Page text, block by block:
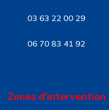
03 63 22 00 29
06 70 83 41 92
Zones d'intervention